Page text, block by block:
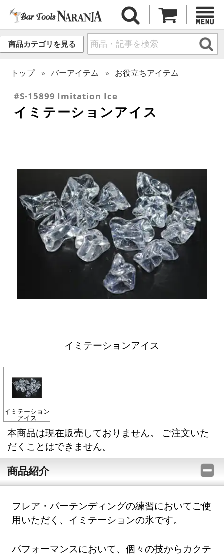
商品カテゴリを見る
トップ バーアイテム お役立ちアイテム
#S-15899 Imitation Ice
イミテーションアイス
イミテーションアイス
イミテーション
アイス
本商品は現在販売しておりません。 ご注文いた
だくことはできません。
商品紹介
フレア・バーテンディングの練習においてご使
用いただく、イミテーションの氷です。
パフォーマンスにおいて、個々の技からカクテ